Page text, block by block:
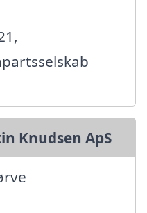
Knudsen ApS